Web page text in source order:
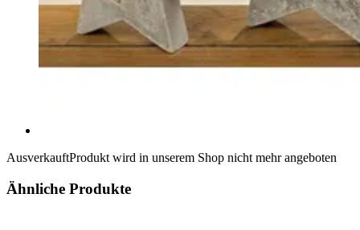
AusverkauftProdukt wird in unserem Shop nicht mehr angeboten
Ähnliche Produkte